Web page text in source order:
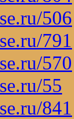
506
791
570
55
841